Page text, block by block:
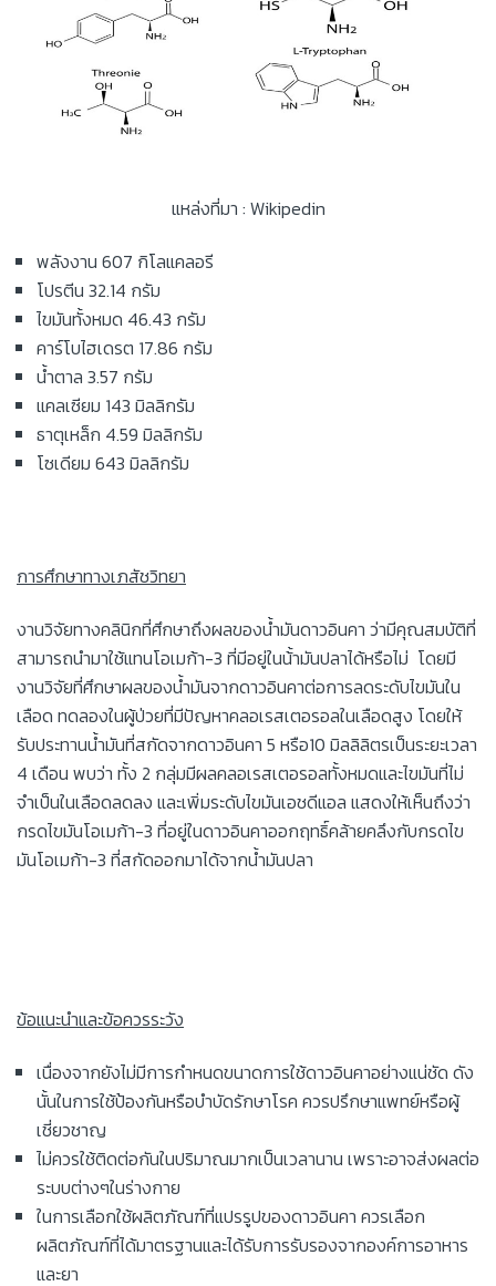
แหล่งที่มา : Wikipedin
พลังงาน 607 กิโลแคลอรี
โปรตีน 32.14 กรัม
ไขมันทั้งหมด 46.43 กรัม
คาร์โบไฮเดรต 17.86 กรัม
น้ำตาล 3.57 กรัม
แคลเซียม 143 มิลลิกรัม
ธาตุเหล็ก 4.59 มิลลิกรัม
โซเดียม 643 มิลลิกรัม
การศึกษาทางเภสัชวิทยา
งานวิจัยทางคลินิกที่ศึกษาถึงผลของน้ำมันดาวอินคา ว่ามีคุณสมบัติที่
สามารถนำมาใช้แทนโอเมก้า-3 ที่มีอยู่ในน้้ามันปลาได้หรือไม่ โดยมี
งานวิจัยที่ศึกษาผลของน้ำมันจากดาวอินคาต่อการลดระดับไขมันใน
เลือด ทดลองในผู้ป่วยที่มีปัญหาคลอเรสเตอรอลในเลือดสูง โดยให้
รับประทานน้ำมันที่สกัดจากดาวอินคา 5 หรือ10 มิลลิลิตรเป็นระยะเวลา
4 เดือน พบว่า ทั้ง 2 กลุ่มมีผลคลอเรสเตอรอลทั้งหมดและไขมันที่ไม่
จำเป็นในเลือดลดลง และเพิ่มระดับไขมันเอชดีแอล แสดงให้เห็นถึงว่า
กรดไขมันโอเมก้า-3 ที่อยู่ในดาวอินคาออกฤทธิ์คล้ายคลึงกับกรดไข
มันโอเมก้า-3 ที่สกัดออกมาได้จากน้ำมันปลา
ข้อแนะนำและข้อควรระวัง
เนื่องจากยังไม่มีการกำหนดขนาดการใช้ดาวอินคาอย่างแน่ชัด ดัง
นั้นในการใช้ป้องกันหรือบำบัดรักษาโรค ควรปรึกษาแพทย์หรือผู้
เชี่ยวชาญ
ไม่ควรใช้ติดต่อกันในปริมาณมากเป็นเวลานาน เพราะอาจส่งผลต่อ
ระบบต่างๆในร่างกาย
ในการเลือกใช้ผลิตภัณฑ์ที่แปรรูปของดาวอินคา ควรเลือก
ผลิตภัณฑ์ที่ได้มาตรฐานและได้รับการรับรองจากองค์การอาหาร
และยา